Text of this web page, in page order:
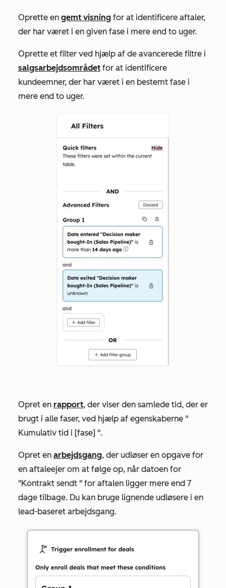
Oprette en gemt visning for at identificere aftaler,
der har været i en given fase i mere end to uger.
Oprette et filter ved hjælp af de avancerede filtre i
salgsarbejdsområdet for at identificere
kundeemner, der har været i en bestemt fase i
mere end to uger.
Opret en rapport, der viser den samlede tid, der er
brugt i alle faser, ved hjælp af egenskaberne "
Kumulativ tid i [fase] ".
Opret en arbejdsgang, der udløser en opgave for
en aftaleejer om at følge op, når datoen for
"Kontrakt sendt " for aftalen ligger mere end 7
dage tilbage. Du kan bruge lignende udløsere i en
lead-baseret arbejdsgang.